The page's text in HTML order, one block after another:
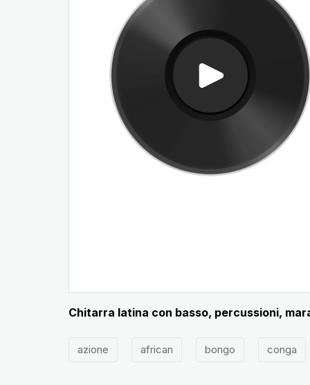
Chitarra latina con basso, percussioni,
azione african bongo conga